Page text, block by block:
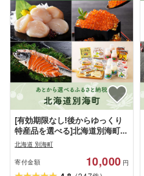
[有効期限なし!後からゆっくり
特産品を選べる]北海道別海町カ
タログポイント
北海道 別海町
寄付金額 10,000 円